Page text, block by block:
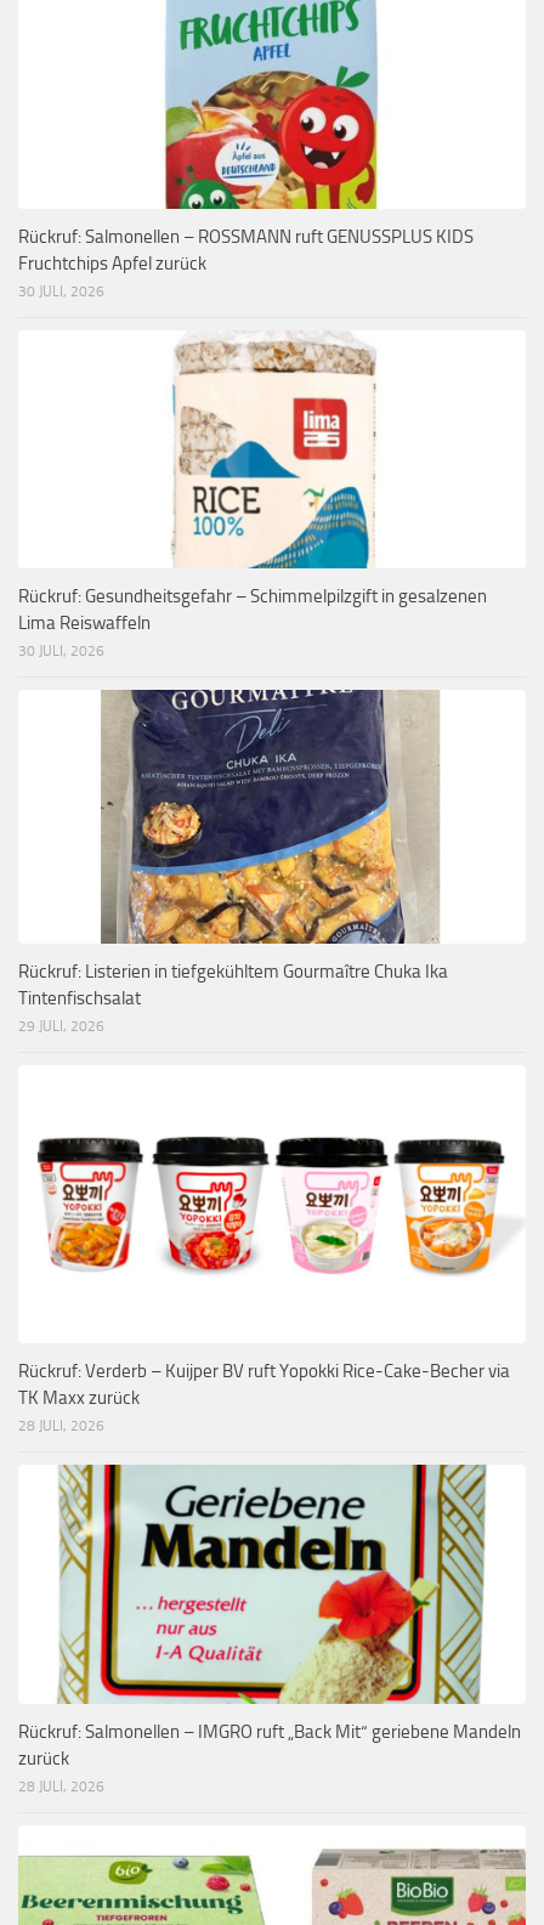
Rückruf: Salmonellen – ROSSMANN ruft GENUSSPLUS KIDS
Fruchtchips Apfel zurück
30 JULI, 2026
Rückruf: Gesundheitsgefahr – Schimmelpilzgift in gesalzenen
Lima Reiswaffeln
30 JULI, 2026
Rückruf: Listerien in tiefgekühltem Gourmaître Chuka Ika
Tintenfischsalat
29 JULI, 2026
Rückruf: Verderb – Kuijper BV ruft Yopokki Rice-Cake-Becher via
TK Maxx zurück
28 JULI, 2026
Rückruf: Salmonellen – IMGRO ruft „Back Mit“ geriebene Mandeln
zurück
28 JULI, 2026